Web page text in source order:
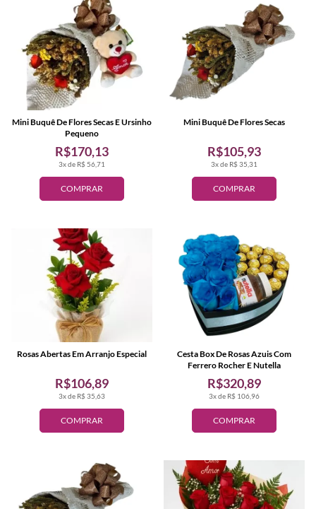
COMPRAR
3x de R$ 56,71
R$170,13
Mini Buquê De Flores Secas E Ursinho
Pequeno
COMPRAR
3x de R$ 35,31
R$105,93
Mini Buquê De Flores Secas
COMPRAR
3x de R$ 35,63
R$106,89
Rosas Abertas Em Arranjo Especial
COMPRAR
3x de R$ 106,96
R$320,89
Cesta Box De Rosas Azuis Com
Ferrero Rocher E Nutella